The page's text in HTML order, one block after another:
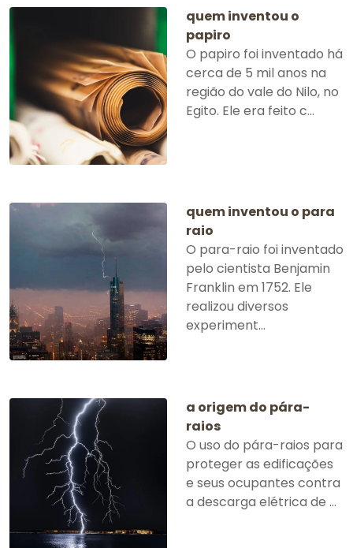
quem inventou o
papiro
O papiro foi inventado há
cerca de 5 mil anos na
região do vale do Nilo, no
Egito. Ele era feito c...
quem inventou o para
raio
O para-raio foi inventado
pelo cientista Benjamin
Franklin em 1752. Ele
realizou diversos
experiment...
a origem do pára-
raios
O uso do pára-raios para
proteger as edificações
e seus ocupantes contra
a descarga elétrica de ...